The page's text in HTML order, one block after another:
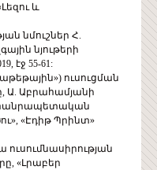
և
նմուշներ Հ.
նյութերի
էջ 55-61:
ուսուցման
Ա. Աբրահամյանի
հանրապետական
«Էդիթ Պրինտ»
ուսումնասիրության
«Լրաբեր